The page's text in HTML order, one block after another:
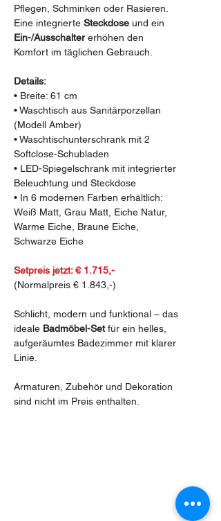
Pflegen, Schminken oder Rasieren.
Eine integrierte Steckdose und ein
Ein-/Ausschaltererhöhen den
Komfort im täglichen Gebrauch.
Details:
• Breite: 61 cm
• Waschtisch aus Sanitärporzellan
(Modell Amber)
• Waschtischunterschrank mit 2
Softclose-Schubladen
• LED-Spiegelschrank mit integrierter
Beleuchtung und Steckdose
• In 6 modernen Farben erhältlich:
Weiß Matt, Grau Matt, Eiche Natur,
Warme Eiche, Braune Eiche,
Schwarze Eiche
Setpreis jetzt: € 1.715,-
(Normalpreis € 1.843,-)
Schlicht, modern und funktional – das
ideale Badmöbel-Setfür ein helles,
aufgeräumtes Badezimmer mit klarer
Linie.
Armaturen, Zubehör und Dekoration
sind nicht im Preis enthalten.